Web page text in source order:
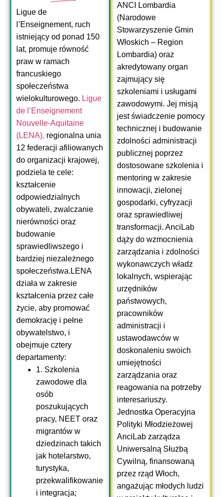
Ligue de
l’Enseignement, ruch
istniejący od ponad 150
lat, promuje równość
praw w ramach
francuskiego
społeczeństwa
wielokulturowego. Ligue
de l’Enseignement
Nouvelle-Aquitaine
(LENA), regionalna unia
12 federacji afiliowanych
do organizacji krajowej,
podziela te cele:
kształcenie
odpowiedzialnych
obywateli, zwalczanie
nierówności oraz
budowanie
sprawiedliwszego i
bardziej niezależnego
społeczeństwa.LENA
działa w zakresie
kształcenia przez całe
życie, aby promować
demokrację i pełne
obywatelstwo, i
obejmuje cztery
departamenty:
1. Szkolenia
zawodowe dla
osób
poszukujących
pracy, NEET oraz
migrantów w
dziedzinach takich
jak hotelarstwo,
turystyka,
przekwalifikowanie
i integracja;
ANCI Lombardia
(Narodowe
Stowarzyszenie Gmin
Włoskich – Region
Lombardia) oraz
akredytowany organ
zajmujący się
szkoleniami i usługami
zawodowymi. Jej misją
jest świadczenie pomocy
technicznej i budowanie
zdolności administracji
publicznej poprzez
dostosowane szkolenia i
mentoring w zakresie
innowacji, zielonej
gospodarki, cyfryzacji
oraz sprawiedliwej
transformacji. AnciLab
dąży do wzmocnienia
zarządzania i zdolności
wykonawczych władz
lokalnych, wspierając
urzędników
państwowych,
pracowników
administracji i
ustawodawców w
doskonaleniu swoich
umiejętności
zarządzania oraz
reagowania na potrzeby
interesariuszy.
Jednostka Operacyjna
Polityki Młodzieżowej
AnciLab zarządza
Uniwersalną Służbą
Cywilną, finansowaną
przez rząd Włoch,
angażując młodych ludzi